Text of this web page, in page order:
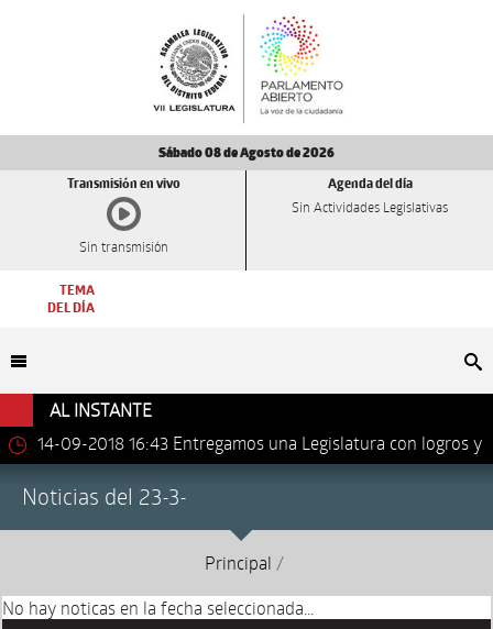
Sábado 08 de Agosto de 2026
Transmisión en vivo
Sin transmisión
Agenda del día
Sin Actividades Legislativas
TEMA
DEL DÍA
AL INSTANTE
14-09-2018 16:43 Entregamos una Legislatura con logros y
Noticias del 23-3-
Principal /
No hay noticas en la fecha seleccionada...